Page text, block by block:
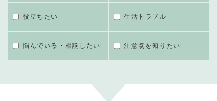
役立ちたい 生活トラブル
悩んでいる・相談したい 注意点を知りたい